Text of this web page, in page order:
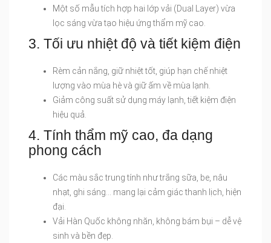
Một số mẫu tích hợp hai lớp vải (Dual Layer) vừa
lọc sáng vừa tạo hiệu ứng thẩm mỹ cao.
3. Tối ưu nhiệt độ và tiết kiệm điện
Rèm cản nắng, giữ nhiệt tốt, giúp hạn chế nhiệt
lượng vào mùa hè và giữ ấm về mùa lạnh.
Giảm công suất sử dụng máy lạnh, tiết kiệm điện
hiệu quả.
4. Tính thẩm mỹ cao, đa dạng
phong cách
Các màu sắc trung tính như trắng sữa, be, nâu
nhạt, ghi sáng… mang lại cảm giác thanh lịch, hiện
đại.
Vải Hàn Quốc không nhăn, không bám bụi – dễ vệ
sinh và bền đẹp.